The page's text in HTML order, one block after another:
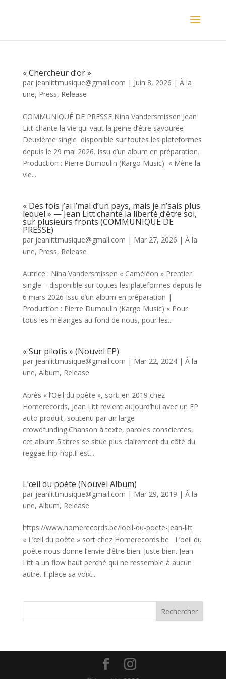
« Chercheur d’or »
par jeanlittmusique@gmail.com | Juin 8, 2026 | À la
une, Press, Release
COMMUNIQUÉ DE PRESSE Nina Vandersmissen Jean
Litt chante la vie qui vaut la peine d’être savourée
Deuxième single disponible sur toutes les plateformes
depuis le 29 mai 2026. Issu d’un album en préparation.
Production : Pierre Dumoulin (Kargo Music) « Mène la
vie...
« Des fois j’ai l’mal d’un pays, mais je n’sais plus
lequel » — Jean Litt chante la liberté d’être soi,
sur plusieurs fronts (COMMUNIQUÉ DE
PRESSE)
par jeanlittmusique@gmail.com | Mar 27, 2026 | À la
une, Press, Release
Autrice : Nina Vandersmissen « Caméléon » Premier
single – disponible sur toutes les plateformes depuis le
6 mars 2026 Issu d’un album en préparation |
Production : Pierre Dumoulin (Kargo Music) « Pour
tous les mélanges au fond de nous, pour les...
« Sur pilotis » (Nouvel EP)
par jeanlittmusique@gmail.com | Mar 22, 2024| À la
une, Album, Release
Après « l’Oeil du poète », sorti en 2019 chez
Homerecords, Jean Litt revient aujourd’hui avec un EP
auto produit, soutenu par un large
crowdfunding.Chanson à texte, paroles conscientes,
cet album 5 titres se situe plus clairement du côté du
reggae-hip-hop.Il est...
L’œil du poète (Nouvel Album)
par jeanlittmusique@gmail.com | Mar 29, 2019 | À la
une, Album, Release
https://www.homerecords.be/loeil-du-poete-jean-litt
« L’œil du poète » sort chez Homerecords.be L’oeil du
poète nous donne l’envie d’être bien. Juste bien. Jean
Litt a un flow haut perché qui ne ressemble à aucun
autre. Il place sa voix...
Rechercher